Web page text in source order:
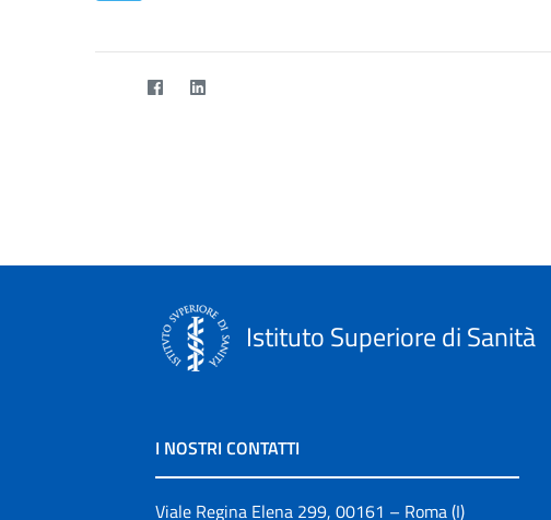
Istituto Superiore di Sanità
I NOSTRI CONTATTI
Viale Regina Elena 299, 00161 – Roma (I)